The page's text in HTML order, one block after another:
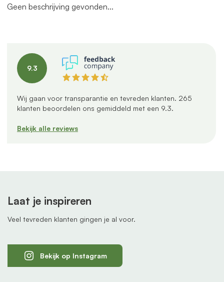
Geen beschrijving gevonden...
9.3
Wij gaan voor transparantie en tevreden klanten. 265
klanten beoordelen ons gemiddeld met een 9.3.
Bekijk alle reviews
Laat je inspireren
Veel tevreden klanten gingen je al voor.
Bekijk op Instagram